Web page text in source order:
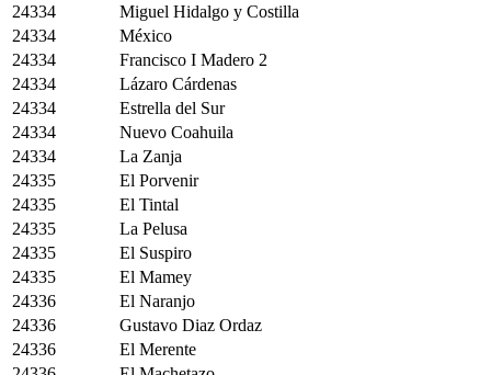
24334
Miguel Hidalgo y Costilla
24334
México
24334
Francisco I Madero 2
24334
Lázaro Cárdenas
24334
Estrella del Sur
24334
Nuevo Coahuila
24334
La Zanja
24335
El Porvenir
24335
El Tintal
24335
La Pelusa
24335
El Suspiro
24335
El Mamey
24336
El Naranjo
24336
Gustavo Diaz Ordaz
24336
El Merente